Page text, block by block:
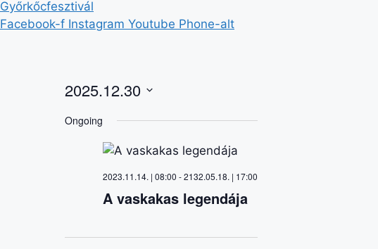
Győrkőcfesztivál
Facebook-f Instagram Youtube Phone-alt
2025.12.30
e
Ongoing
2023.11.14. | 08:00 -2132.05.18. | 17:00
A vaskakas legendája